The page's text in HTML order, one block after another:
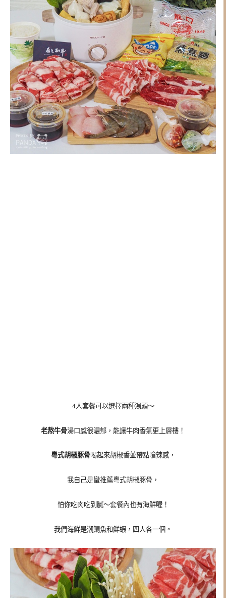
4人套餐可以選擇兩種湯頭～
老熬牛骨湯口感很濃郁，能讓牛肉香氣更上層樓！
粵式胡椒豚骨喝起來胡椒香並帶點嗆辣感，
我自己是蠻推薦粵式胡椒豚骨，
怕你吃肉吃到膩～套餐內也有海鮮喔！
我們海鮮是潮鯛魚和鮮蝦，四人各一個。